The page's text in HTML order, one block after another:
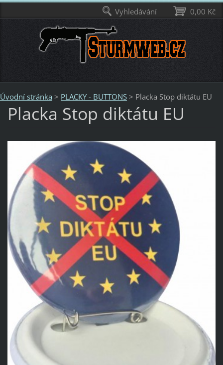
Úvodní stránka > PLACKY - BUTTONS > Placka Stop diktátu EU
Placka Stop diktátu EU
0,00 Kč
Vyhledávání